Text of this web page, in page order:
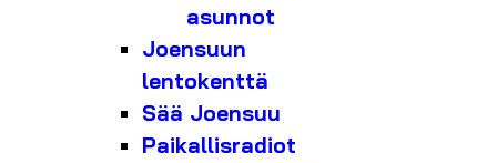
asunnot
Joensuun
lentokenttä
Sää Joensuu
Paikallisradiot